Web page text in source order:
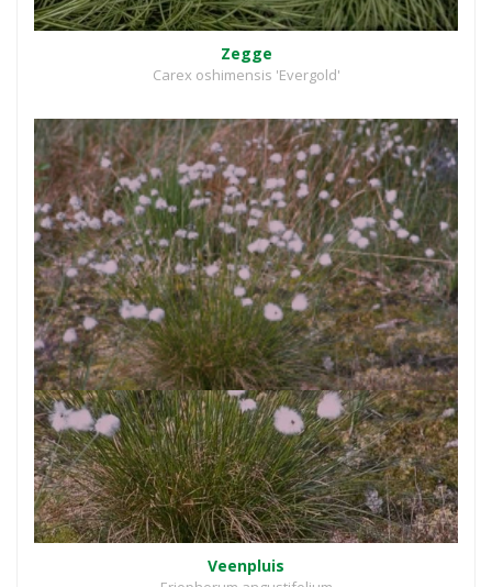
Zegge
Carex oshimensis 'Evergold'
Veenpluis